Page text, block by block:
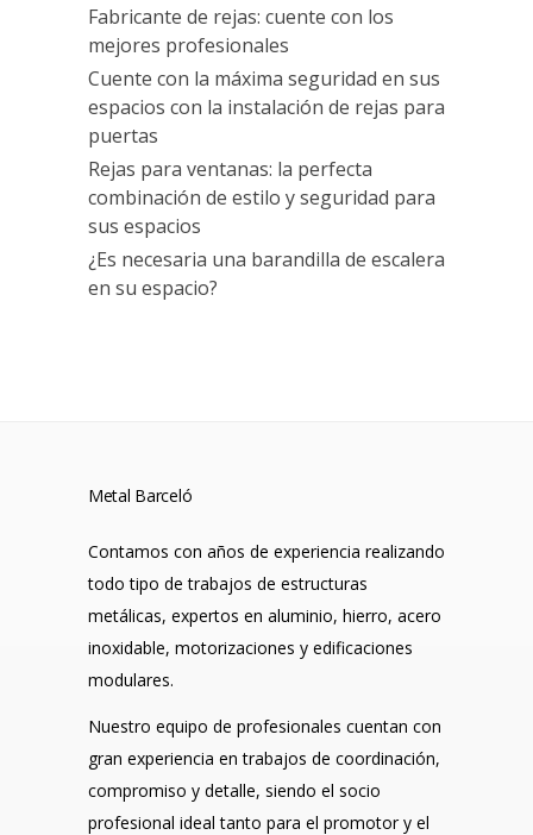
Fabricante de rejas: cuente con los
mejores profesionales
Cuente con la máxima seguridad en sus
espacios con la instalación de rejas para
puertas
Rejas para ventanas: la perfecta
combinación de estilo y seguridad para
sus espacios
¿Es necesaria una barandilla de escalera
en su espacio?
Metal Barceló
Contamos con años de experiencia realizando
todo tipo de trabajos de estructuras
metálicas, expertos en aluminio, hierro, acero
inoxidable, motorizaciones y edificaciones
modulares.
Nuestro equipo de profesionales cuentan con
gran experiencia en trabajos de coordinación,
compromiso y detalle, siendo el socio
profesional ideal tanto para el promotor y el